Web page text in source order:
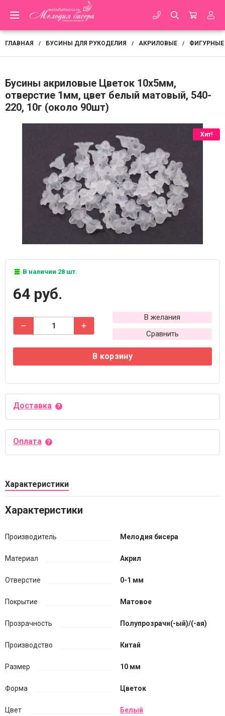
ГЛАВНАЯ / БУСИНЫ ДЛЯ РУКОДЕЛИЯ / АКРИЛОВЫЕ / ФИГУРНЫЕ
Бусины акриловые Цветок 10х5мм,
отверстие 1мм, цвет белый матовый, 540-
220, 10г (около 90шт)
Хит!
В наличии 28 шт.
64 руб.
В желания
Сравнить
В корзину
Доставка
Оплата
Характеристики
Характеристики
Производитель Мелодия бисера
Материал Акрил
Отверстие 0-1 мм
Покрытие Матовое
Прозрачность Полупрозрачн(-ый)/(-ая)
Производство Китай
Размер 10 мм
Форма Цветок
Цвет Белый